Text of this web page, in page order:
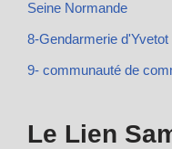
Seine Normande
8-Gendarmerie d'Yvetot
9- communauté de
Le Lien